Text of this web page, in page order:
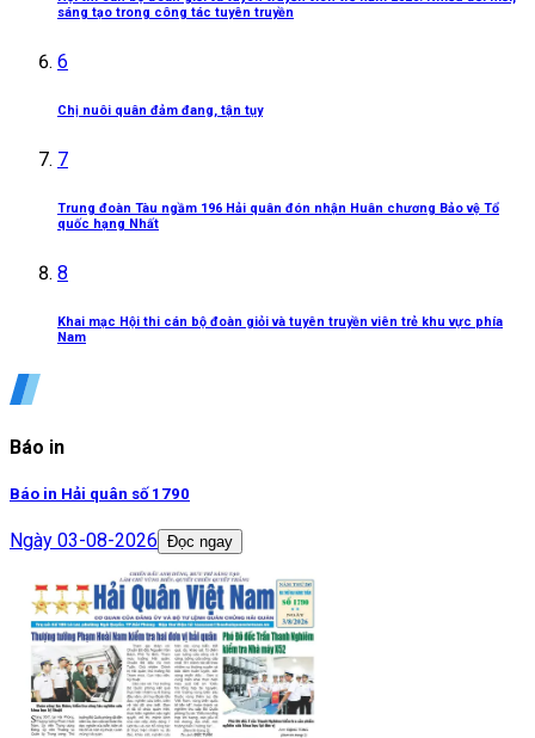
sáng tạo trong công tác tuyên truyền
6
Chị nuôi quân đảm đang, tận tụy
7
Trung đoàn Tàu ngầm 196 Hải quân đón nhận Huân chương Bảo vệ Tổ
quốc hạng Nhất
8
Khai mạc Hội thi cán bộ đoàn giỏi và tuyên truyền viên trẻ khu vực phía
Nam
Báo in
Báo in Hải quân số 1790
Ngày 03-08-2026 Đọc ngay